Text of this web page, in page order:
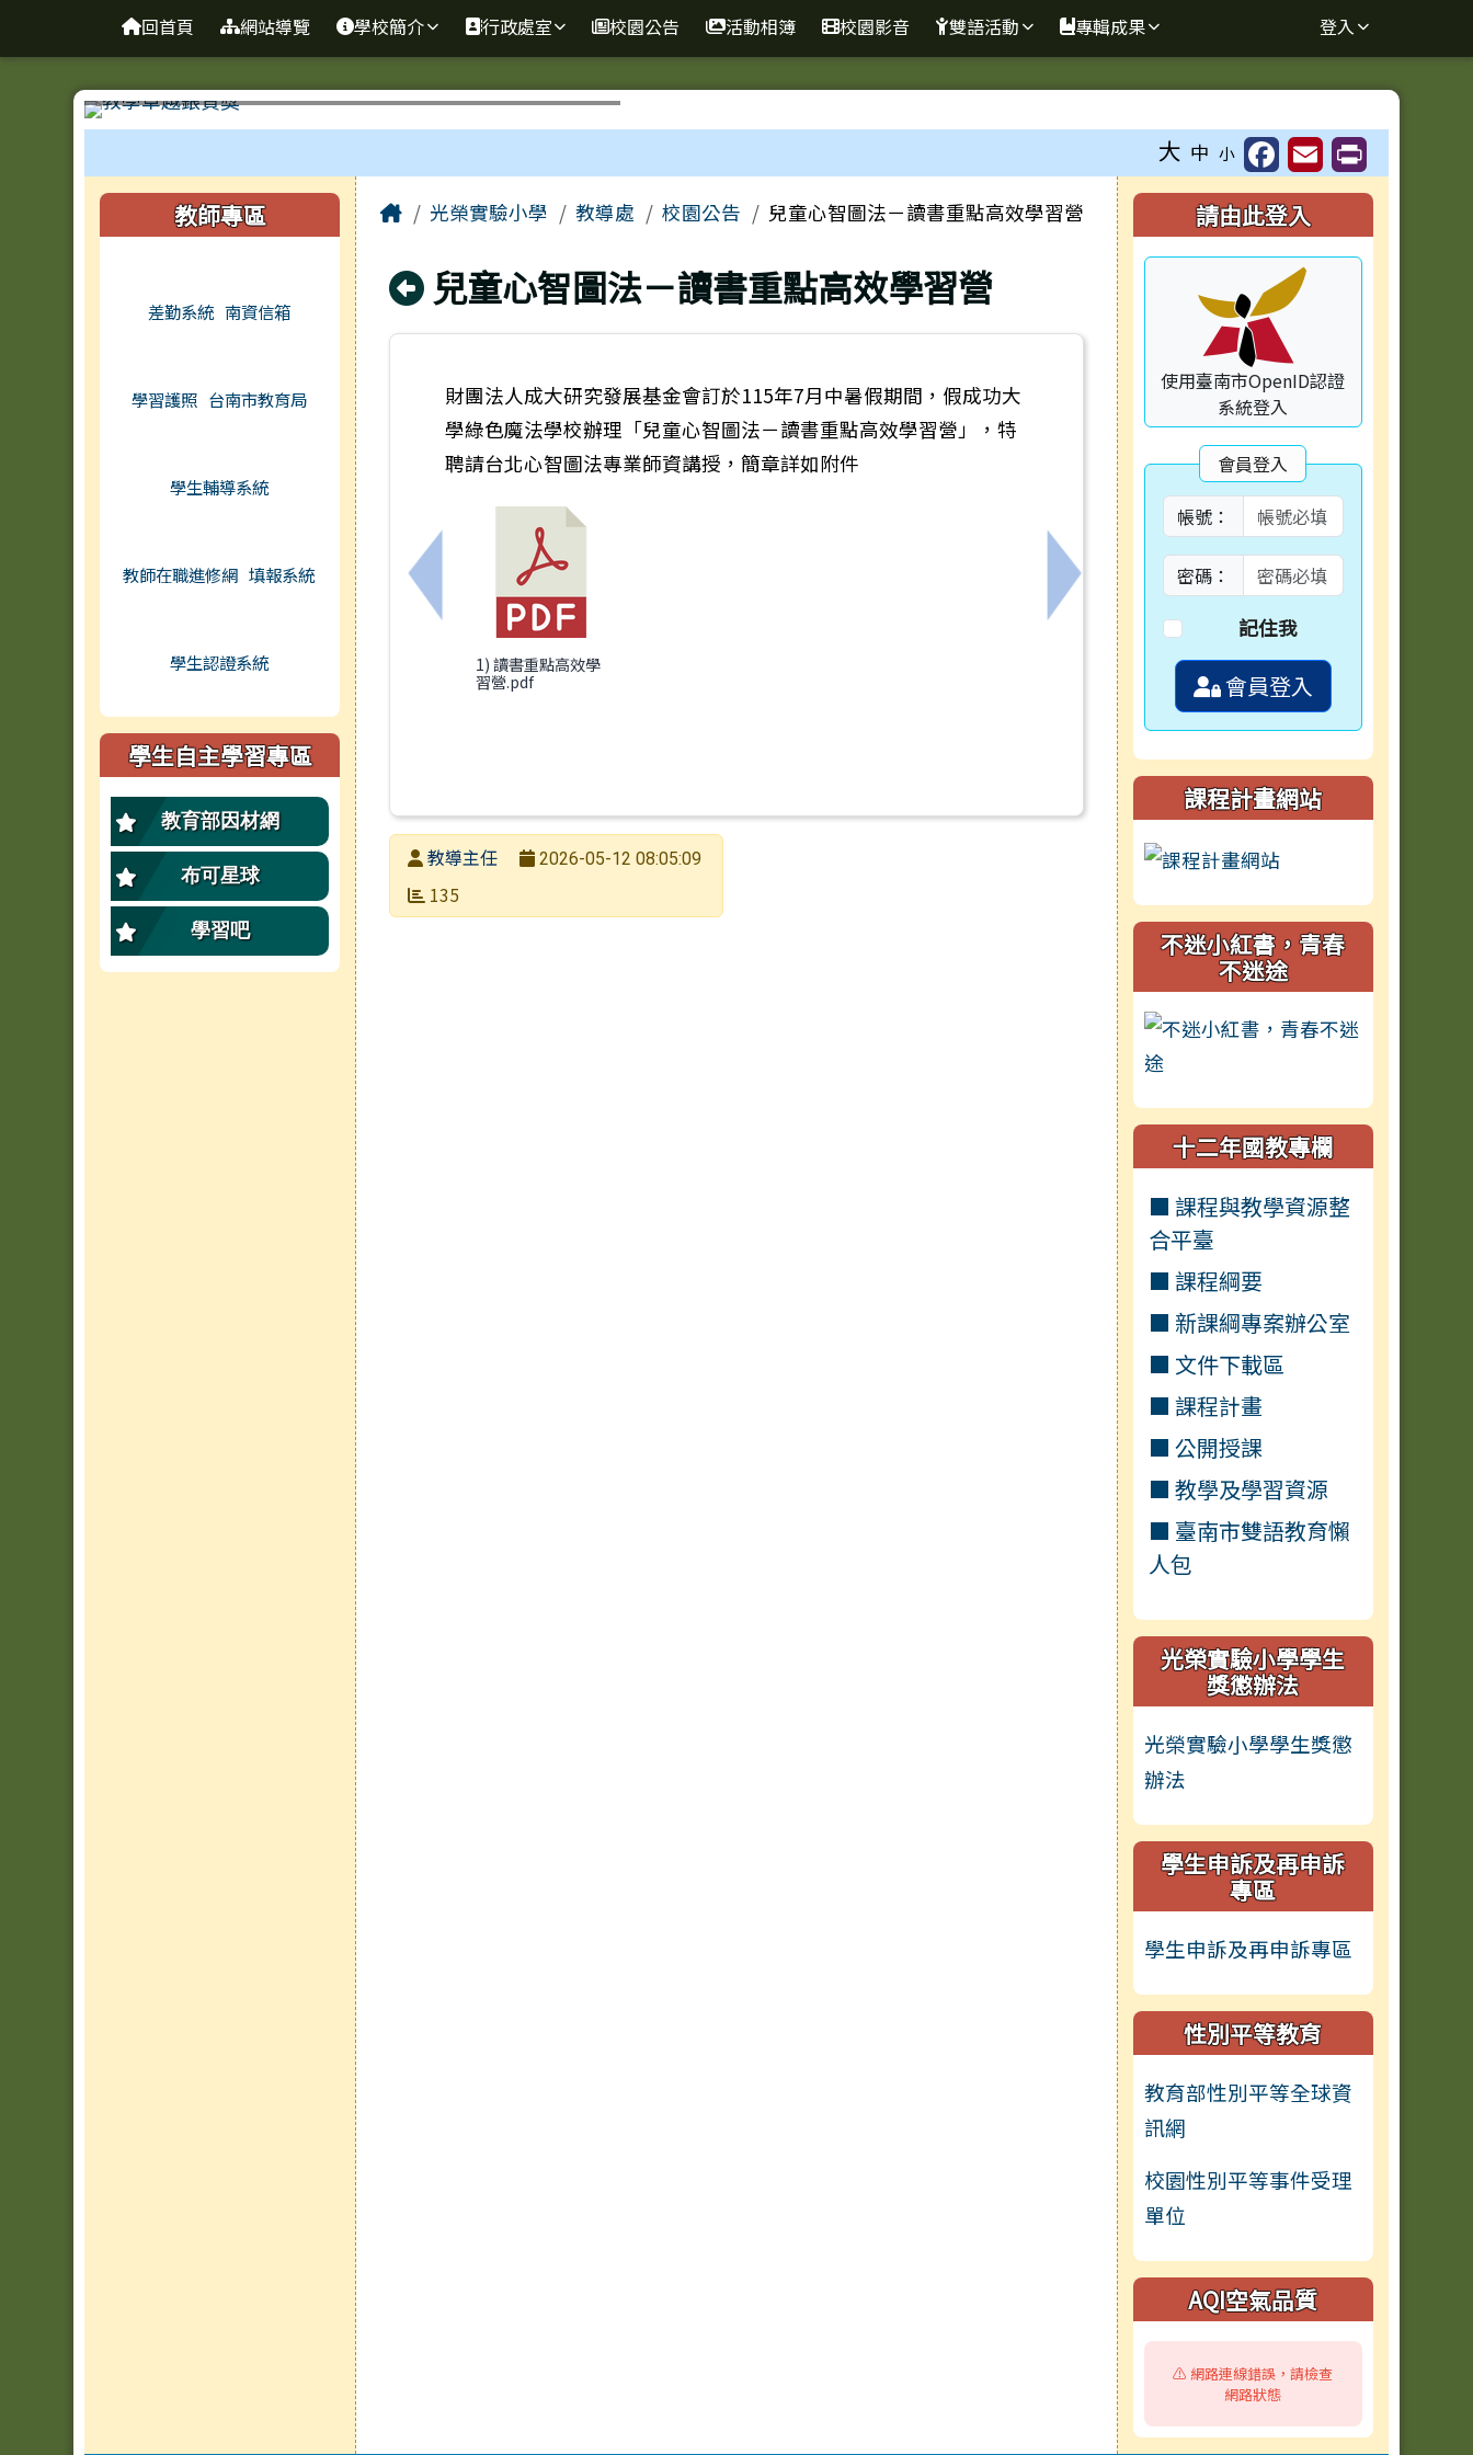
台南市光榮實驗小學
回首頁 網站導覽 學校簡介 行政處室 校園公告 活動相簿 校園影音 雙語活動 專輯成果 登入
⏸
大 中 小
左邊區域內容
教師專區
差勤系統 南資信箱
學習護照 台南市教育局
學生輔導系統
教師在職進修網 填報系統
學生認證系統
學生自主學習專區
教育部因材網
布可星球
學習吧
主內容區域
Home光榮實驗小學 教導處 校園公告 兒童心智圖法－讀書重點高效學習營
回上頁
兒童心智圖法－讀書重點高效學習營
上一筆：115年全國性多語多元文化繪本親子共讀心得感想甄選
財團法人成大研究發展基金會訂於115年7月中暑假期間，假成功大
學綠色魔法學校辦理「兒童心智圖法－讀書重點高效學習營」，特
聘請台北心智圖法專業師資講授，簡章詳如附件
1) 讀書重點高效學
習營.pdf
下一筆：國立臺灣師範大學國中小自然科學實
發布者教導主任
發布日期
2026-05-12 08:05:09
瀏覽次數
135
右邊區域內容
請由此登入
使用臺南市OpenID認證
系統登入
會員登入
帳號：
密碼：
記住我
會員登入
課程計畫網站
不迷小紅書，青春
不迷途
十二年國教專欄
■ 課程與教學資源整
合平臺
■ 課程綱要
■ 新課綱專案辦公室
■ 文件下載區
■ 課程計畫
■ 公開授課
■ 教學及學習資源
■ 臺南市雙語教育懶
人包
光榮實驗小學學生
獎懲辦法
光榮實驗小學學生獎懲
辦法
學生申訴及再申訴
專區
學生申訴及再申訴專區
性別平等教育
教育部性別平等全球資
訊網
校園性別平等事件受理
單位
AQI空氣品質
⚠️ 網路連線錯誤，請檢查
網路狀態
頁尾區域